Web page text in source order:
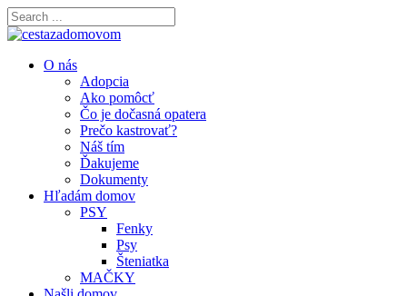
O nás
Adopcia
Ako pomôcť
Čo je dočasná opatera
Prečo kastrovať?
Náš tím
Ďakujeme
Dokumenty
Hľadám domov
PSY
Fenky
Psy
Šteniatka
MAČKY